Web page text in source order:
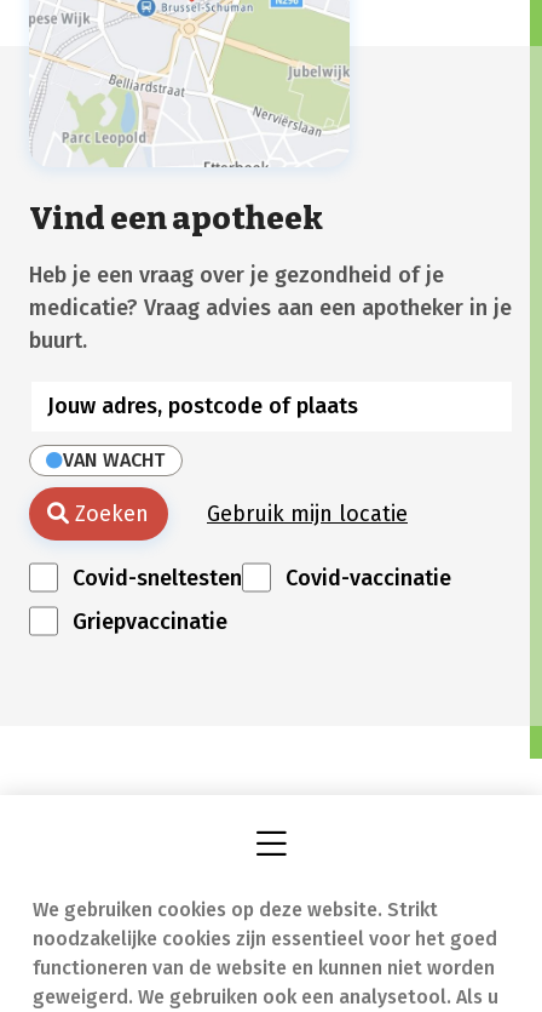
We gebruiken cookies op deze website. Strikt
noodzakelijke cookies zijn essentieel voor het goed
functioneren van de website en kunnen niet worden
geweigerd. We gebruiken ook een analysetool. Als u
Vind een apotheek
Heb je een vraag over je gezondheid of je
medicatie? Vraag advies aan een apotheker in je
buurt.
VAN WACHT
Zoeken Gebruik mijn locatie
Covid-sneltesten
Covid-vaccinatie
Griepvaccinatie
Vind een apotheek
Onze expertise
In geval van nood
Contact